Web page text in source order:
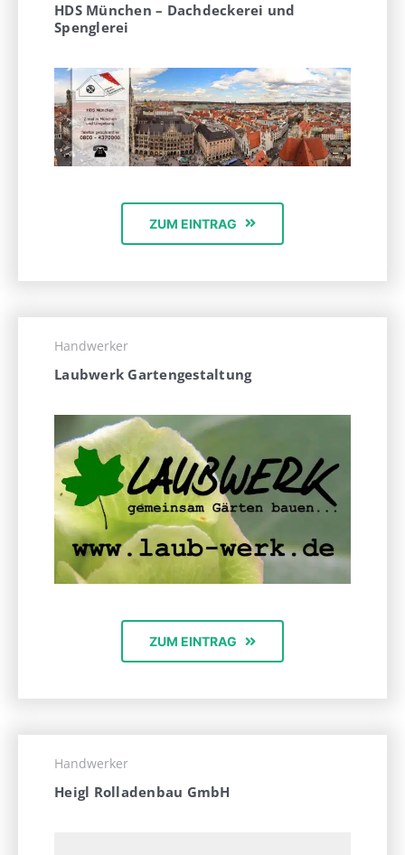
HDS München – Dachdeckerei und
Spenglerei
ZUM EINTRAG
Handwerker
Laubwerk Gartengestaltung
ZUM EINTRAG
Handwerker
Heigl Rolladenbau GmbH